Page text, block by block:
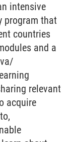
intensive
program that
countries
and a
relevant
acquire